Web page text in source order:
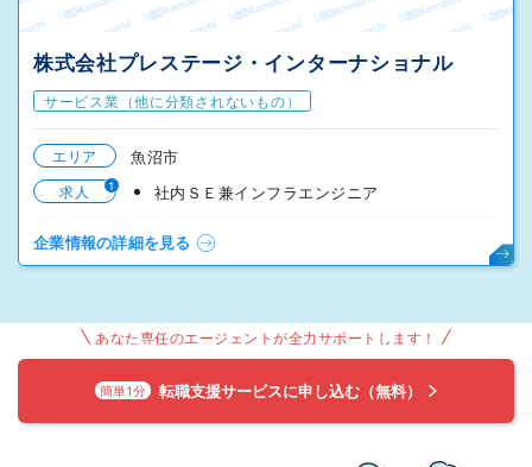
株式会社プレステージ・インターナショナル
サービス業（他に分類されないもの）
エリア 魚沼市
求人 1 社内ＳＥ兼インフラエンジニア
企業情報の詳細を見る
あなた専任のエージェントが全力サポートします！
簡単1分 転職支援サービスに申し込む（無料）